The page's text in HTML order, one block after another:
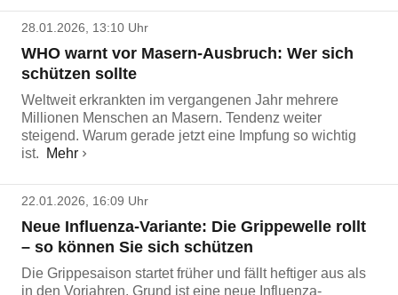
28.01.2026, 13:10 Uhr
WHO warnt vor Masern-Ausbruch: Wer sich
schützen sollte
Weltweit erkrankten im vergangenen Jahr mehrere
Millionen Menschen an Masern. Tendenz weiter
steigend. Warum gerade jetzt eine Impfung so wichtig
ist.
Mehr
22.01.2026, 16:09 Uhr
Neue Influenza-Variante: Die Grippewelle rollt
– so können Sie sich schützen
Die Grippesaison startet früher und fällt heftiger aus als
in den Vorjahren. Grund ist eine neue Influenza-